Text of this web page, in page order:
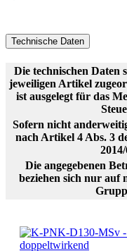
Technische Daten
Die technischen Daten
jeweiligen Artikel
ist ausgelegt für das
Sofern nicht
nach Artikel 4 Abs. 3
Die angegebenen
beziehen sich nur auf